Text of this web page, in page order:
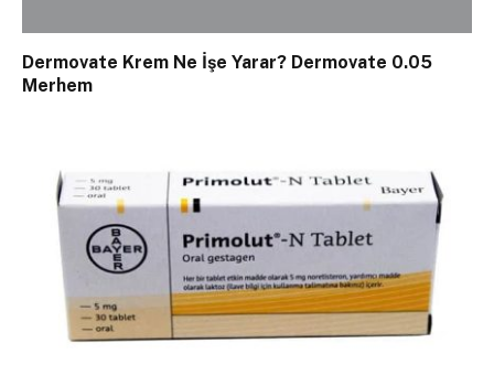
Dermovate Krem Ne İşe Yarar? Dermovate 0.05
Merhem